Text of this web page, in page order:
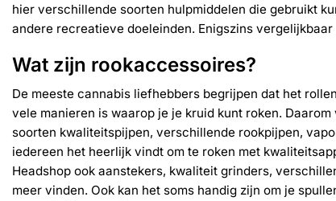
hier verschillende soorten hulpmiddelen die gebruikt
andere recreatieve doeleinden. Enigszins vergelijkbaar
Wat zijn rookaccessoires?
De meeste cannabis liefhebbers begrijpen dat het
vele manieren is waarop je je kruid kunt roken.
soorten kwaliteitspijpen, verschillende rookpijpen,
iedereen het heerlijk vindt om te roken met
Headshop ook aanstekers, kwaliteit grinders,
meer vinden. Ook kan het soms handig zijn om je